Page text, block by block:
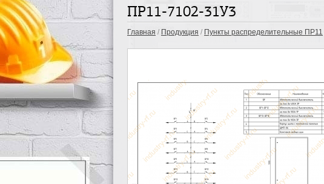
ПР11-7102-31У3
Главная / Продукция / Пункты распределительные ПР11